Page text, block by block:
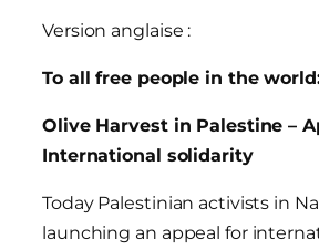
Version anglaise :
To all free people in the
Olive Harvest in Palestine –
International solidarity
Today Palestinian activists in
launching an appeal for